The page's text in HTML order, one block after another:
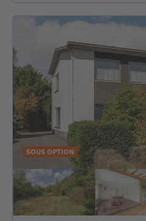
SOUS OPTION